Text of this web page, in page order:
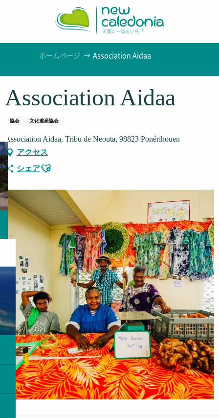
ホームページ Association Aidaa
Association Aidaa
協会 文化遺産協会
Association Aidaa, Tribu de Neouta, 98823 Ponérihouen
アクセス
シェアAjouter aux favoris